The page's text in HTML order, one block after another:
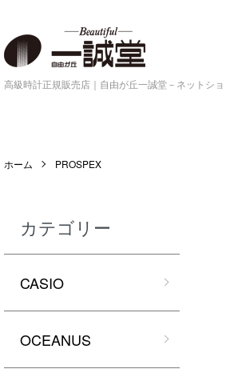
高級時計正規販売店｜自由が丘一誠堂－ネットシ
ホーム PROSPEX
カテゴリー
CASIO
OCEANUS